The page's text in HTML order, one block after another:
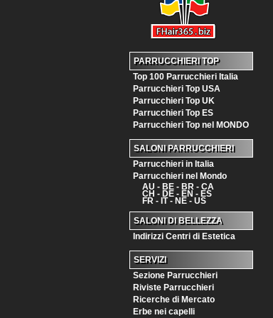
PARRUCCHIERI TOP
Top 100 Parrucchieri Italia
Parrucchieri Top USA
Parrucchieri Top UK
Parrucchieri Top ES
Parrucchieri Top nel MONDO
SALONI PARRUCCHIERI
Parrucchieri in Italia
Parrucchieri nel Mondo
AU - BE - BR - CA
CH - DE - EN - ES
FR - IT - NE - US
SALONI DI BELLEZZA
Indirizzi Centri di Estetica
SERVIZI
Sezione Parrucchieri
Riviste Parrucchieri
Ricerche di Mercato
Erbe nei capelli